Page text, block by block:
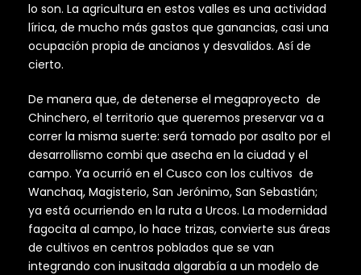
lo son. La agricultura en estos valles es una actividad
lírica, de mucho más gastos que ganancias, casi una
ocupación propia de ancianos y desvalidos. Así de
cierto.
De manera que, de detenerse el megaproyecto de
Chinchero, el territorio que queremos preservar va a
correr la misma suerte: será tomado por asalto por el
desarrollismo combi que asecha en la ciudad y el
campo. Ya ocurrió en el Cusco con los cultivos de
Wanchaq, Magisterio, San Jerónimo, San Sebastián;
ya está ocurriendo en la ruta a Urcos. La modernidad
fagocita al campo, lo hace trizas, convierte sus áreas
de cultivos en centros poblados que se van
integrando con inusitada algarabía a un modelo de